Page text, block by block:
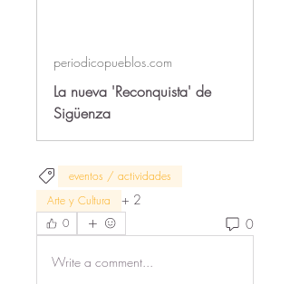
periodicopueblos.com
La nueva 'Reconquista' de
Sigüenza
eventos / actividades
Arte y Cultura
+ 2
0 0
Write a comment...